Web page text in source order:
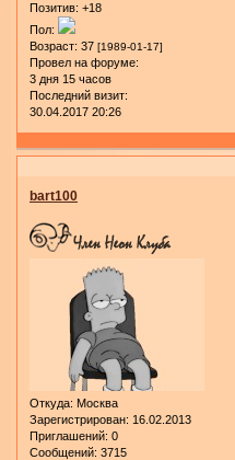
Позитив: +18
Пол:
Возраст: 37 [1989-01-17]
Провел на форуме:
3 дня 15 часов
Последний визит:
30.04.2017 20:26
bart100
Откуда: Москва
Зарегистрирован: 16.02.2013
Приглашений: 0
Сообщений: 3715